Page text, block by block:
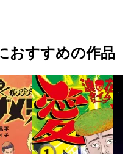
おすすめの作品